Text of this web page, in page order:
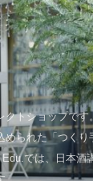
クトショップです
められた「つく
では、日本酒